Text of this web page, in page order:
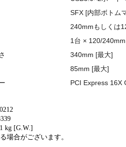
SFX [内部ボトム
240mmもしくは
1台 × 120/
340mm [最大]
85mm [最大]
PCI Express 16X
kg [G.W.]
場合がございます。